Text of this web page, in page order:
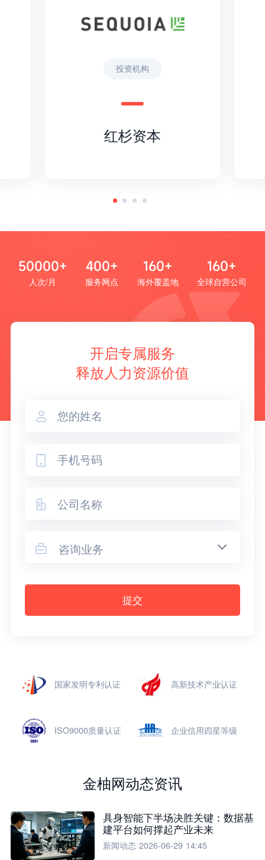
投资机构
红杉资本
50000+
人次/月
400+
服务网点
160+
海外覆盖地
160+
全球自营公司
开启专属服务
释放人力资源价值



 咨询业务
提交
国家发明专利认证 高新技术产业认证
ISO9000质量认证 企业信用四星等级
金柚网动态资讯
具身智能下半场决胜关键：数据基
建平台如何撑起产业未来
新闻动态 2026-06-29 14:45